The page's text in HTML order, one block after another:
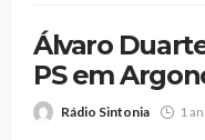
Álvaro
PS em
Rádio Sintonia 1